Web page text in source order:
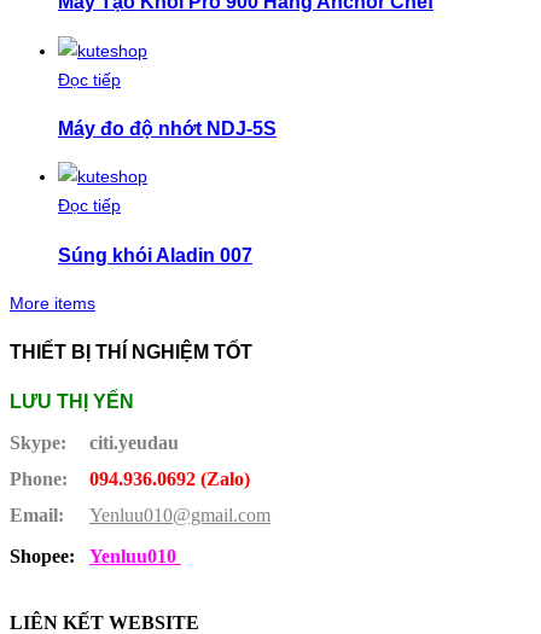
Đọc tiếp
Máy đo độ nhớt NDJ-5S
Đọc tiếp
Súng khói Aladin 007
More items
THIẾT BỊ THÍ NGHIỆM TỐT
LƯU THỊ YẾN
Skype:
citi.yeudau
Phone:
094.936.0692 (Zalo)
Email:
Yenluu010@gmail.com
Shopee:
Yenluu010
LIÊN KẾT WEBSITE